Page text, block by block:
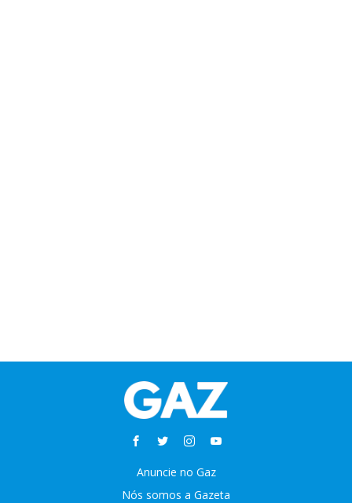
Anuncie no Gaz
Nós somos a Gazeta